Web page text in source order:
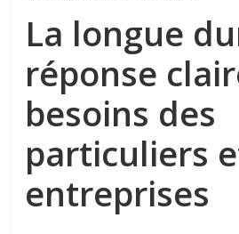
La longue
réponse
besoins des
particuliers
entreprises